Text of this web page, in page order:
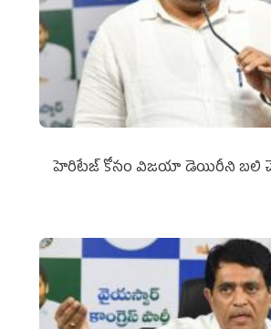
హెరిటేజ్ కోసం విజయా డెయిరీని బలి